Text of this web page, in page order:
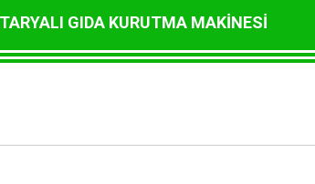
GIDA KURUTMA MAKİNESİ